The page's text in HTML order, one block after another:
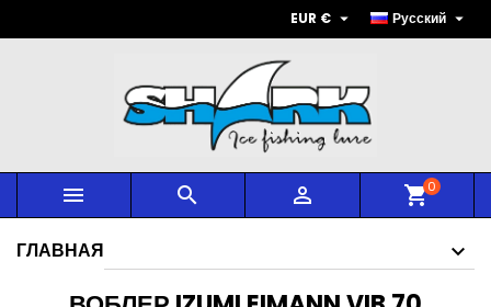
Русский 
EUR € 
   shopping_cart0
ГЛАВНАЯ